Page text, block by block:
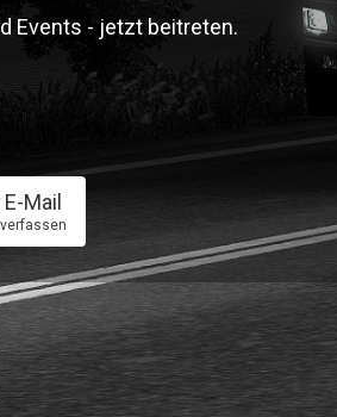
Events - jetzt beitreten.
E-Mail